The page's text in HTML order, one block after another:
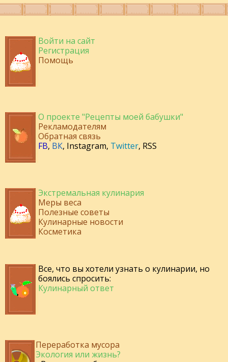
Войти на сайт
Регистрация
Помощь
О проекте "Рецепты моей бабушки"
Рекламодателям
Обратная связь
FB, ВК, Instagram, Twitter, RSS
Экстремальная кулинария
Меры веса
Полезные советы
Кулинарные новости
Косметика
Все, что вы хотели узнать о кулинарии, но
боялись спросить:
Кулинарный ответ
Переработка мусора
Экология или жизнь?